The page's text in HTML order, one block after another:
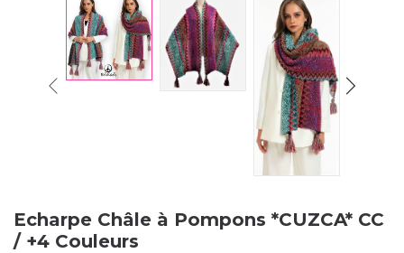
Echarpe Châle à Pompons *CUZCA* CC
/ +4 Couleurs